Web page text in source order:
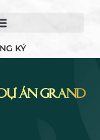
KÝ
ÁN GRAND